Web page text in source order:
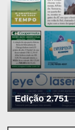
Edição 2.751